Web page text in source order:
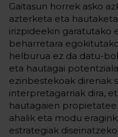
Gaitasun horrek asko
azterketa eta
irizpideekin garatutako
beharretara
helburua ez da datu-
eta hautagai
ezinbestekoak direnak
interpretagarriak dira,
hautagaien
ahalik eta modu
estrategiak diseinatzeko.